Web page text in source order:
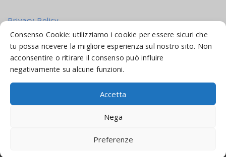
Consenso Cookie: utilizziamo i cookie per essere sicuri che
tu possa ricevere la migliore esperienza sul nostro sito. Non
acconsentire o ritirare il consenso può influire
negativamente su alcune funzioni.
Accetta
Nega
Preferenze
Privacy Policy
Cookie Policy
MADE WEB SOLUTIONS